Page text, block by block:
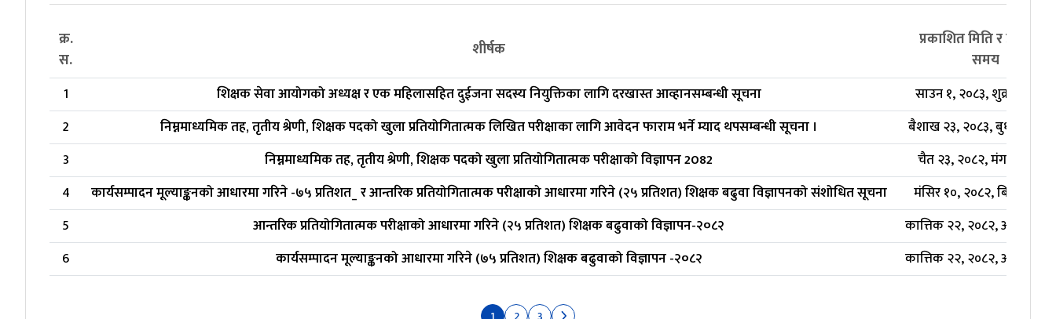
क्र.
स.
शीर्षक
प्रकाशित मिति र प्रकाशित
समय
1 शिक्षक सेवा आयोगको अध्यक्ष र एक महिलासहित दुईजना सदस्य नियुक्तिका लागि दरखास्त आव्हानसम्बन्धी सूचना
साउन १, २०८३, शुक्रबार ५:४८
2
निम्नमाध्यमिक तह, तृतीय श्रेणी, शिक्षक पदको खुला प्रतियोगितात्मक लिखित परीक्षाका लागि आवेदन फाराम भर्ने म्याद थपसम्बन्धी सूचना ।
बैशाख २३, २०८३, बुधबार
3
निम्नमाध्यमिक तह, तृतीय श्रेणी, शिक्षक पदको खुला प्रतियोगितात्मक परीक्षाको विज्ञापन 2082
चैत २३, २०८२, मंगलबार ०:०
4
कार्यसम्पादन मूल्याङ्कनको आधारमा गरिने -७५ प्रतिशत_ र आन्तरिक प्रतियोगितात्मक परीक्षाको आधारमा गरिने (२५ प्रतिशत) शिक्षक बढुवा विज्ञापनको संशोधित सूचना
मंसिर १०, २०८२, बिहिबार
5
आन्तरिक प्रतियोगितात्मक परीक्षाको आधारमा गरिने (२५ प्रतिशत) शिक्षक बढुवाको विज्ञापन-२०८२
कात्तिक २२, २०८२, आइतबार
6
कार्यसम्पादन मूल्याङ्कनको आधारमा गरिने (७५ प्रतिशत) शिक्षक बढुवाको विज्ञापन -२०८२ कात्तिक २२, २०८२, आइतबार